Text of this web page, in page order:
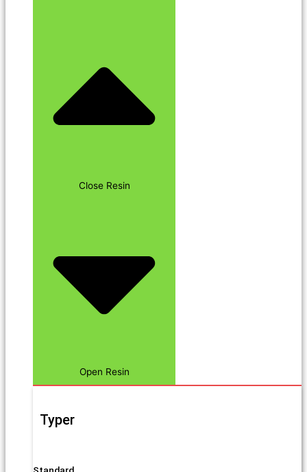
Close Resin
Open Resin
Typer